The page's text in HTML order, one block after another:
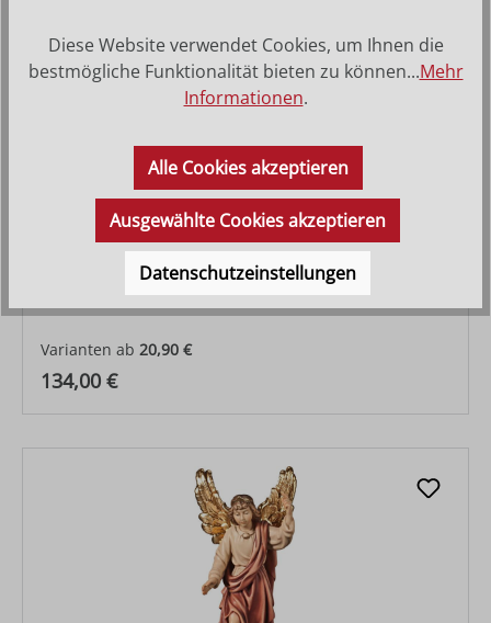
Gloriaengel
Varianten ab 20,90 €
Regulärer Preis:
134,00 €
Diese Website verwendet Cookies, um Ihnen die
bestmögliche Funktionalität bieten zu können...Mehr
Informationen.
Alle Cookies akzeptieren
Ausgewählte Cookies akzeptieren
Datenschutzeinstellungen